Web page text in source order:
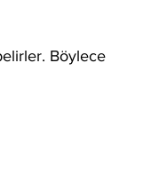
Böylece